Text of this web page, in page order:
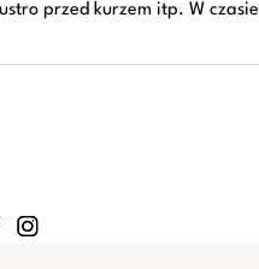
przed kurzem itp. W